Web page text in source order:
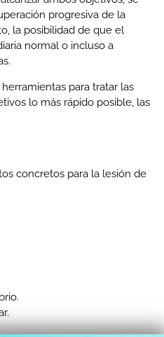
progresiva de la
la posibilidad de que el
normal o incluso a
para tratar las
lo más rápido posible, las
concretos para la lesión de